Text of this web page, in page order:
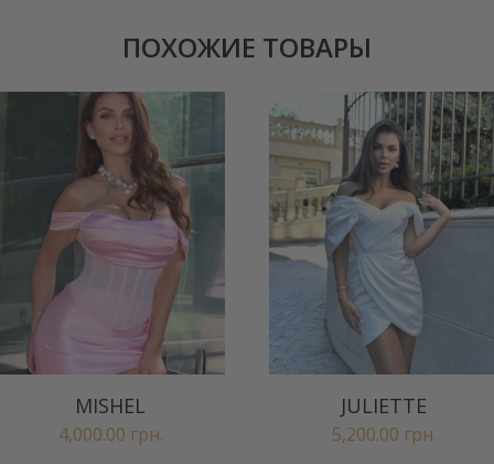
ПОХОЖИЕ ТОВАРЫ
MISHEL
4,000.00 грн.
JULIETTE
5,200.00 грн.